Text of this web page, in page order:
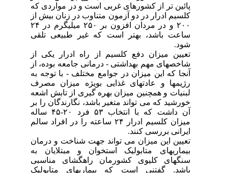
پائین تر از کشورهای غربی است و در مواردی که
کلسیم ادرار در دو آزمون متناوب در زنان بیش از
۲۰۰ و در مردان افزون بر ۲۵۰ میلیگرم در ۲۴
ساعت باشد، بهتر است که غیر طبیعی تلقی
شود.
تعیین میزان دفع کلسیم از راه ادرار یکی از
شاخصهای مهم بهداشتی - درمانی جامعه بوده، از
آنجا که این میزان در جوامع مختلف - با توجه به
رژیمها و عادتهای غذایی بویژه میزان مصرف
لبنیات و همچنین میزان بهره گیری از تابش اشعه
خورشید که می تواند متغیر باشد، نگارندگان را بر
آن داشت که با انتخاب ۵۳ فرد ۲۰-۴۵ ساله
میزان کلسیم ادرار ۲۴ ساعته را در افراد سالم
ایرانی بررسی کنند.
تعیین این میزان می تواند جهت شناخت و درمان
بیماریهای متابولیک استخوان و مبتلایان به
سنگهای کلیوی کشورمان راهگشای مناسبی
باشد. گفتنی است که بیماریهای متابولیک